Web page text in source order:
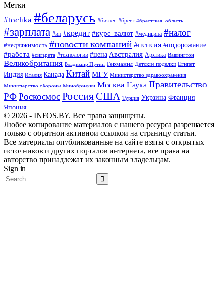
Метки
#tochka #беларусь #бизнес #брест #брестская_область
#зарплата #ип #кредит #курс_валют #медицина #налог
#недвижимость #новости компаний #пенсия #подорожание
#работа #сигарета #технологии #цена Австралия Арктика Вашингтон
Великобритания Владимир Путин Германия Детские поделки Египет
Индия Италия Канада Китай МГУ Министерство здравоохранения
Министерство обороны Минобрнауки Москва Наука Правительство
РФРоскосмосРоссияСША Турция Украина Франция
Япония
© 2026 - INFOS.BY. Все права защищены.
Любое копирование материалов с нашего ресурса разрешается
только с обратной активной ссылкой на страницу статьи.
Все материалы опубликованные на сайте взяты с открытых
источников и других порталов интернета, все права на
авторство принадлежат их законным владельцам.
Sign in